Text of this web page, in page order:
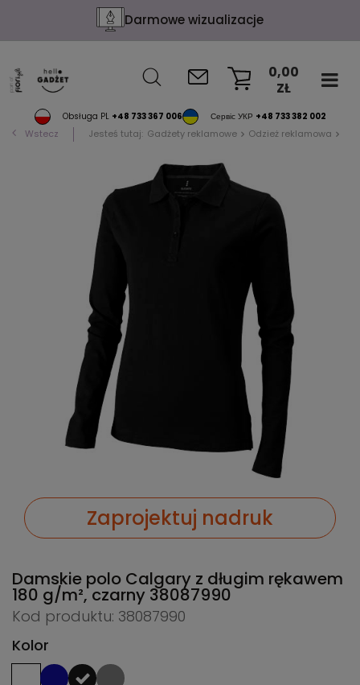
Darmowe wizualizacje
Obsługa PL +48 733 367 006 Сервіс УКР +48 733 382 002
0,00
ZŁ
Wstecz Jesteś tutaj: Gadżety reklamowe Odzież reklamowa
Zaprojektuj nadruk
Damskie polo Calgary z długim rękawem
180 g/m², czarny 38087990
Kod produktu: 38087990
Kolor